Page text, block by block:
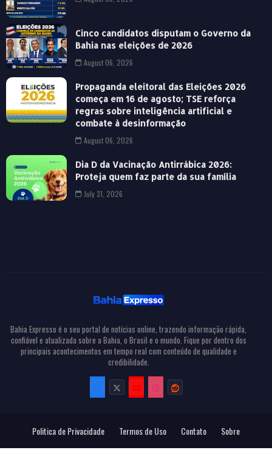
Cinco candidatos disputam o Governo da
Bahia nas eleições de 2026
August 06, 2026
Propaganda eleitoral das Eleições 2026
começa em 16 de agosto; TSE reforça
regras sobre inteligência artificial e
combate à desinformação
August 06, 2026
Dia D da Vacinação Antirrábica 2026:
Proteja quem faz parte da sua família
July 31, 2026
Bahia Expresso é o seu portal de notícias online, trazendo informação rápida,
confiável e atualizada sobre a Bahia, o Brasil e o mundo. Fique por dentro dos
principais acontecimentos em tempo real com conteúdo de qualidade e
credibilidade.
Politica de Privacidade Termos de Uso Contato Sobre